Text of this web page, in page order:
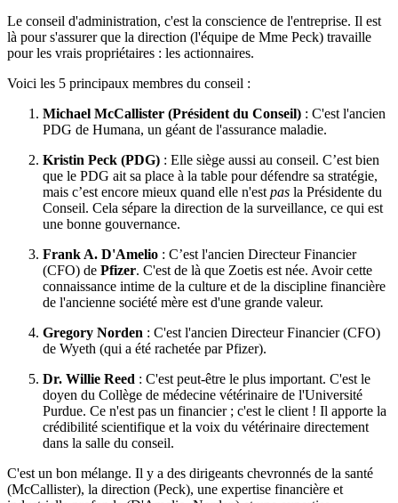
Le conseil d'administration, c'est la conscience de l'entreprise. Il est
là pour s'assurer que la direction (l'équipe de Mme Peck) travaille
pour les vrais propriétaires : les actionnaires.
Voici les 5 principaux membres du conseil :
Michael McCallister (Président du Conseil) : C'est l'ancien
PDG de Humana, un géant de l'assurance maladie.
Kristin Peck (PDG) : Elle siège aussi au conseil. C’est bien
que le PDG ait sa place à la table pour défendre sa stratégie,
mais c’est encore mieux quand elle n'est pas la Présidente du
Conseil. Cela sépare la direction de la surveillance, ce qui est
une bonne gouvernance.
Frank A. D'Amelio : C’est l'ancien Directeur Financier
(CFO) de Pfizer. C'est de là que Zoetis est née. Avoir cette
connaissance intime de la culture et de la discipline financière
de l'ancienne société mère est d'une grande valeur.
Gregory Norden : C'est l'ancien Directeur Financier (CFO)
de Wyeth (qui a été rachetée par Pfizer).
Dr. Willie Reed : C'est peut-être le plus important. C'est le
doyen du Collège de médecine vétérinaire de l'Université
Purdue. Ce n'est pas un financier ; c'est le client ! Il apporte la
crédibilité scientifique et la voix du vétérinaire directement
dans la salle du conseil.
C'est un bon mélange. Il y a des dirigeants chevronnés de la santé
(McCallister), la direction (Peck), une expertise financière et